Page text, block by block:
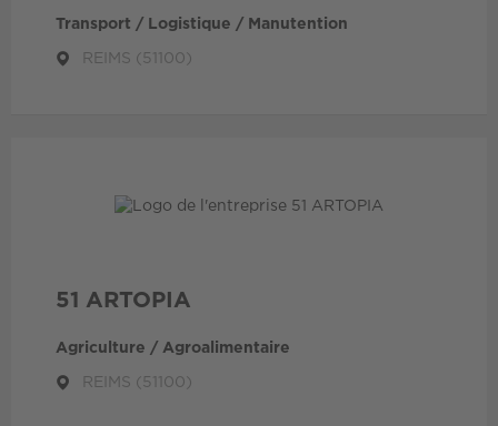
Transport / Logistique / Manutention
REIMS (51100)
51 ARTOPIA
Agriculture / Agroalimentaire
REIMS (51100)